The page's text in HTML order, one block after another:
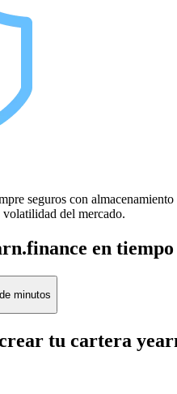
seguros con
del mercado.
en
minutos
tu cartera